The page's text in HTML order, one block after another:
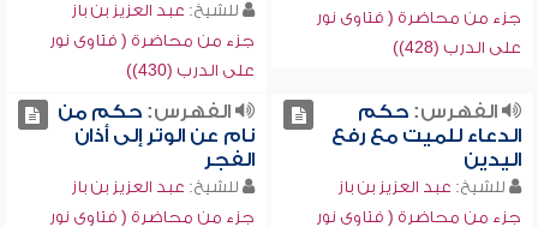
جزء من محاضرة ( فتاوى نور
على الدرب (428))
للشيخ: عبد العزيز بن باز
جزء من محاضرة ( فتاوى نور
على الدرب (430))
الفهرس:حكم
الدعاء للميت مع رفع
اليدين
للشيخ: عبد العزيز بن باز
جزء من محاضرة ( فتاوى نور
الفهرس:حكم من
نام عن الوتر إلى أذان
الفجر
للشيخ: عبد العزيز بن باز
جزء من محاضرة ( فتاوى نور